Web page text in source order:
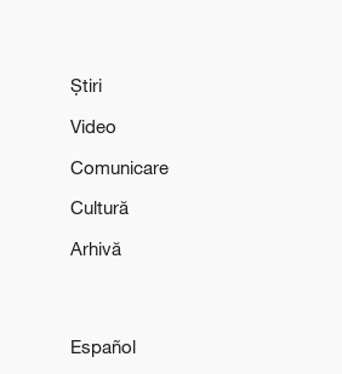
Știri
Video
Comunicare
Cultură
Arhivă
Español